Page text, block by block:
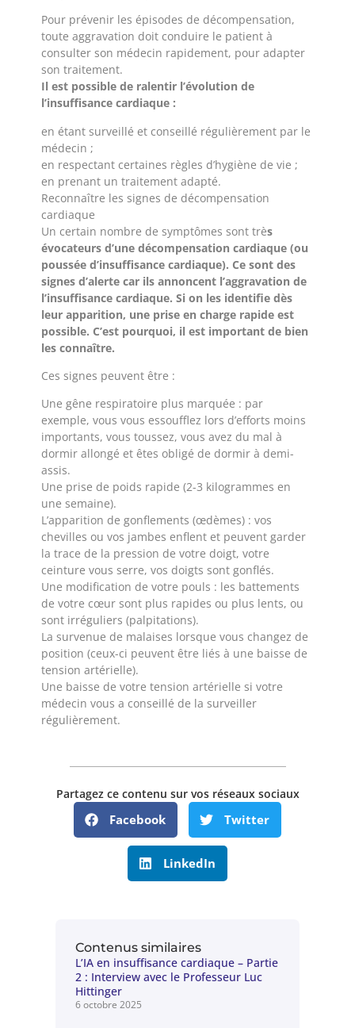
Pour prévenir les épisodes de décompensation,
toute aggravation doit conduire le patient à
consulter son médecin rapidement, pour adapter
son traitement.
Il est possible de ralentir l’évolution de
l’insuffisance cardiaque :
en étant surveillé et conseillé régulièrement par le
médecin ;
en respectant certaines règles d’hygiène de vie ;
en prenant un traitement adapté.
Reconnaître les signes de décompensation
cardiaque
Un certain nombre de symptômes sont très
évocateurs d’une décompensation cardiaque (ou
poussée d’insuffisance cardiaque). Ce sont des
signes d’alerte car ils annoncent l’aggravation de
l’insuffisance cardiaque. Si on les identifie dès
leur apparition, une prise en charge rapide est
possible. C’est pourquoi, il est important de bien
les connaître.
Ces signes peuvent être :
Une gêne respiratoire plus marquée : par
exemple, vous vous essoufflez lors d’efforts moins
importants, vous toussez, vous avez du mal à
dormir allongé et êtes obligé de dormir à demi-
assis.
Une prise de poids rapide (2-3 kilogrammes en
une semaine).
L’apparition de gonflements (œdèmes) : vos
chevilles ou vos jambes enflent et peuvent garder
la trace de la pression de votre doigt, votre
ceinture vous serre, vos doigts sont gonflés.
Une modification de votre pouls : les battements
de votre cœur sont plus rapides ou plus lents, ou
sont irréguliers (palpitations).
La survenue de malaises lorsque vous changez de
position (ceux-ci peuvent être liés à une baisse de
tension artérielle).
Une baisse de votre tension artérielle si votre
médecin vous a conseillé de la surveiller
régulièrement.
Partagez ce contenu sur vos réseaux sociaux
Facebook Twitter
LinkedIn
Contenus similaires
L’IA en insuffisance cardiaque – Partie
2 : Interview avec le Professeur Luc
Hittinger
6 octobre 2025